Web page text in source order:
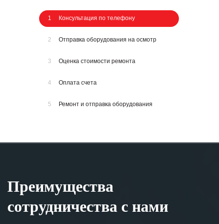
1 Консультация по телефону
2 Отправка оборудования на осмотр
3 Оценка стоимости ремонта
4 Оплата счета
5 Ремонт и отправка оборудования
Преимущества
сотрудничества с нами